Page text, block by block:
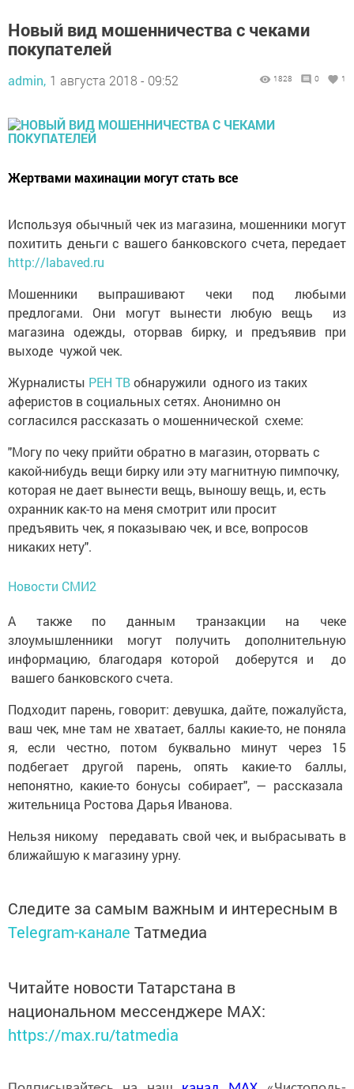
Новый вид мошенничества с чеками
покупателей
admin, 1 августа 2018 - 09:52 1828 0 1
Жертвами махинации могут стать все
Используя обычный чек из магазина, мошенники могут
похитить деньги с вашего банковского счета, передает
http://labaved.ru
Мошенники выпрашивают чеки под любыми
предлогами. Они могут вынести любую вещь из
магазина одежды, оторвав бирку, и предъявив при
выходе чужой чек.
Журналисты РЕН ТВобнаружили одного из таких
аферистов в социальных сетях. Анонимно он
согласился рассказать о мошеннической схеме:
"Могу по чеку прийти обратно в магазин, оторвать с
какой-нибудь вещи бирку или эту магнитную пимпочку,
которая не дает вынести вещь, выношу вещь, и, есть
охранник как-то на меня смотрит или просит
предъявить чек, я показываю чек, и все, вопросов
никаких нету".
Новости СМИ2
А также по данным транзакции на чеке
злоумышленники могут получить дополнительную
информацию, благодаря которой доберутся и до
вашего банковского счета.
Подходит парень, говорит: девушка, дайте, пожалуйста,
ваш чек, мне там не хватает, баллы какие-то, не поняла
я, если честно, потом буквально минут через 15
подбегает другой парень, опять какие-то баллы,
непонятно, какие-то бонусы собирает", — рассказала
жительница Ростова Дарья Иванова.
Нельзя никому передавать свой чек, и выбрасывать в
ближайшую к магазину урну.
Следите за самым важным и интересным в
Telegram-канале Татмедиа
Читайте новости Татарстана в
национальном мессенджере MАХ:
https://max.ru/tatmedia